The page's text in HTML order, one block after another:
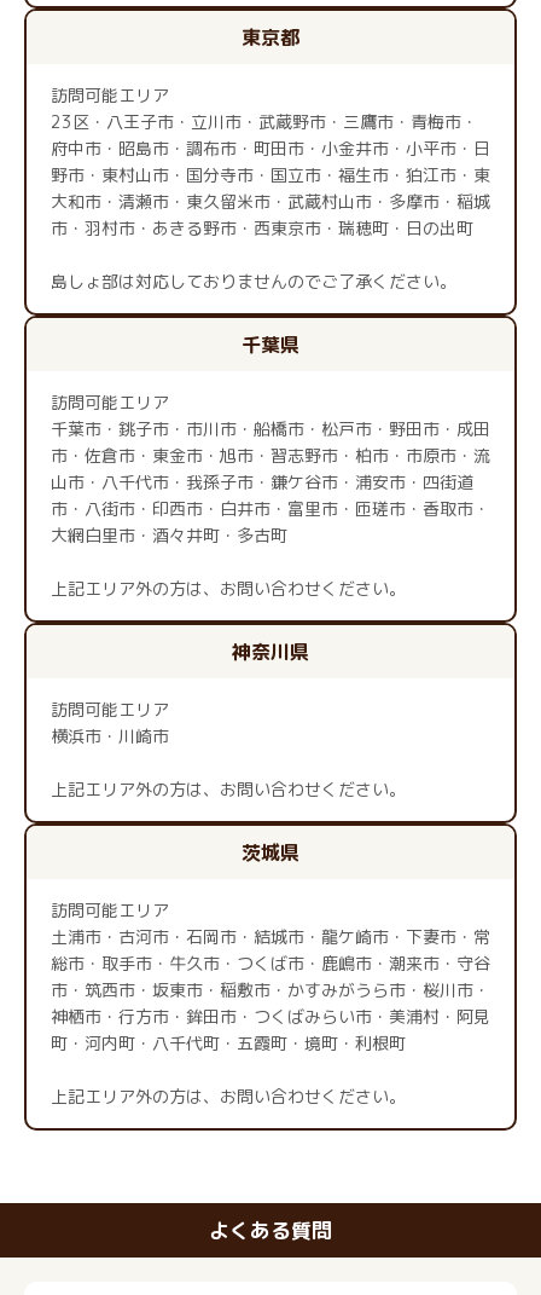
東京都
訪問可能エリア
23区・八王子市・立川市・武蔵野市・三鷹市・青梅市・
府中市・昭島市・調布市・町田市・小金井市・小平市・日
野市・東村山市・国分寺市・国立市・福生市・狛江市・東
大和市・清瀬市・東久留米市・武蔵村山市・多摩市・稲城
市・羽村市・あきる野市・西東京市・瑞穂町・日の出町
島しょ部は対応しておりませんのでご了承ください。
千葉県
訪問可能エリア
千葉市・銚子市・市川市・船橋市・松戸市・野田市・成田
市・佐倉市・東金市・旭市・習志野市・柏市・市原市・流
山市・八千代市・我孫子市・鎌ケ谷市・浦安市・四街道
市・八街市・印西市・白井市・富里市・匝瑳市・香取市・
大網白里市・酒々井町・多古町
上記エリア外の方は、お問い合わせください。
神奈川県
訪問可能エリア
横浜市・川崎市
上記エリア外の方は、お問い合わせください。
茨城県
訪問可能エリア
土浦市・古河市・石岡市・結城市・龍ケ崎市・下妻市・常
総市・取手市・牛久市・つくば市・鹿嶋市・潮来市・守谷
市・筑西市・坂東市・稲敷市・かすみがうら市・桜川市・
神栖市・行方市・鉾田市・つくばみらい市・美浦村・阿見
町・河内町・八千代町・五霞町・境町・利根町
上記エリア外の方は、お問い合わせください。
よくある質問